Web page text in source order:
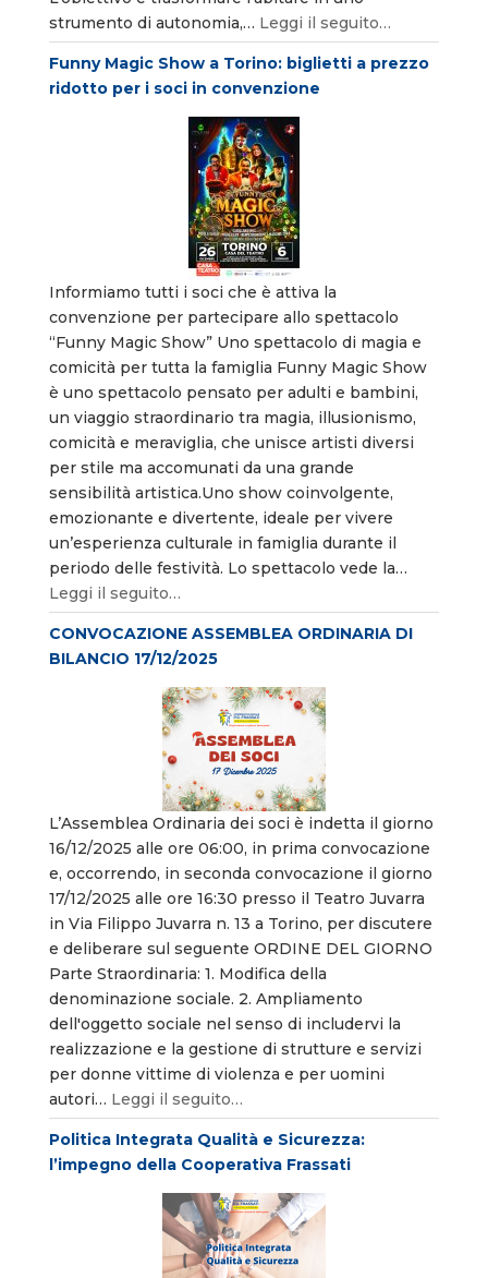
strumento di autonomia,… Leggi il seguito…
Funny Magic Show a Torino: biglietti a prezzo
ridotto per i soci in convenzione
Informiamo tutti i soci che è attiva la
convenzione per partecipare allo spettacolo
“Funny Magic Show” Uno spettacolo di magia e
comicità per tutta la famiglia Funny Magic Show
è uno spettacolo pensato per adulti e bambini,
un viaggio straordinario tra magia, illusionismo,
comicità e meraviglia, che unisce artisti diversi
per stile ma accomunati da una grande
sensibilità artistica.Uno show coinvolgente,
emozionante e divertente, ideale per vivere
un’esperienza culturale in famiglia durante il
periodo delle festività. Lo spettacolo vede la…
Leggi il seguito…
CONVOCAZIONE ASSEMBLEA ORDINARIA DI
BILANCIO 17/12/2025
L’Assemblea Ordinaria dei soci è indetta il giorno
16/12/2025 alle ore 06:00, in prima convocazione
e, occorrendo, in seconda convocazione il giorno
17/12/2025 alle ore 16:30 presso il Teatro Juvarra
in Via Filippo Juvarra n. 13 a Torino, per discutere
e deliberare sul seguente ORDINE DEL GIORNO
Parte Straordinaria: 1. Modifica della
denominazione sociale. 2. Ampliamento
dell'oggetto sociale nel senso di includervi la
realizzazione e la gestione di strutture e servizi
per donne vittime di violenza e per uomini
autori… Leggi il seguito…
Politica Integrata Qualità e Sicurezza:
l’impegno della Cooperativa Frassati